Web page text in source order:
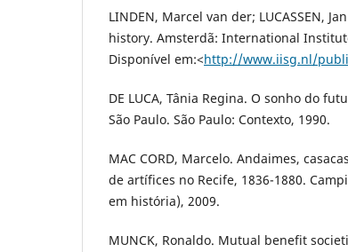
LINDEN, Marcel van der; LUCASSEN,
history. Amsterdã: International
Disponível em:<http://www.iisg.nl/
DE LUCA, Tânia Regina. O sonho do
São Paulo. São Paulo: Contexto, 1990.
MAC CORD, Marcelo. Andaimes,
de artífices no Recife, 1836-1880.
em história), 2009.
MUNCK, Ronaldo. Mutual benefit